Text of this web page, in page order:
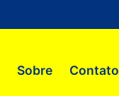
Sobre Contato